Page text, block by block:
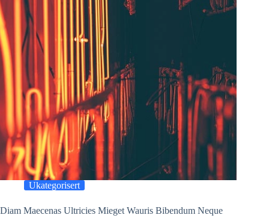
Ukategorisert
Diam Maecenas Ultricies Mieget Wauris Bibendum Neque